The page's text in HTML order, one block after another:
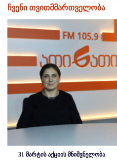
ჩვენი თვითმმართველობა
31 მარტის აქციის მნიშვნელობა